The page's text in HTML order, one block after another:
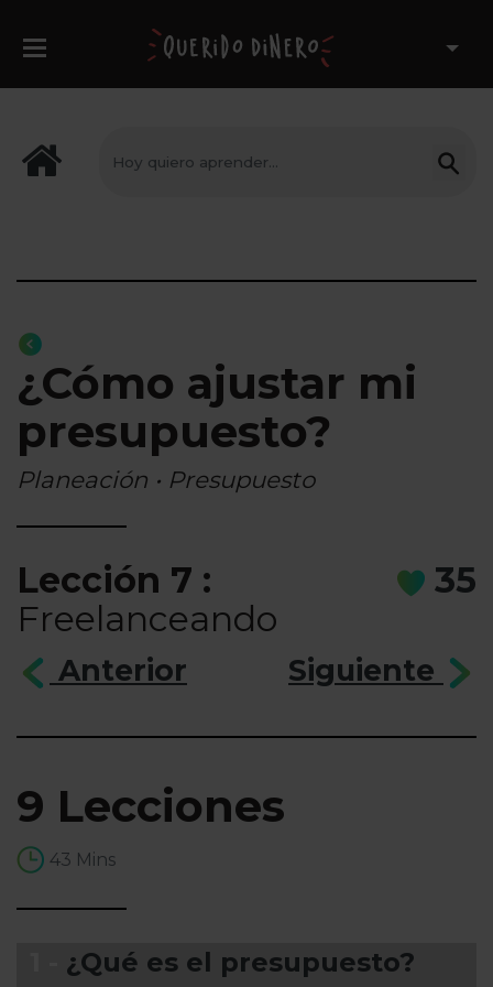
¿Cómo ajustar mi
presupuesto?
Planeación • Presupuesto
Lección 7 :
Freelanceando
35
Anterior Siguiente
9 Lecciones
43 Mins
¿Qué es el presupuesto?